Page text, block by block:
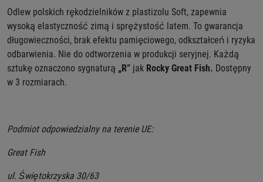
Odlew polskich rękodzielników z plastizolu Soft, zapewnia
wysoką elastyczność zimą i sprężystość latem. To gwarancja
długowieczności, brak efektu pamięciowego, odkształceń i ryzyka
odbarwienia. Nie do odtworzenia w produkcji seryjnej. Każdą
sztukę oznaczono sygnaturą „R” jak Rocky Great Fish. Dostępny
w 3 rozmiarach.
Podmiot odpowiedzialny na terenie UE:
Great Fish
ul. Świętokrzyska 30/63